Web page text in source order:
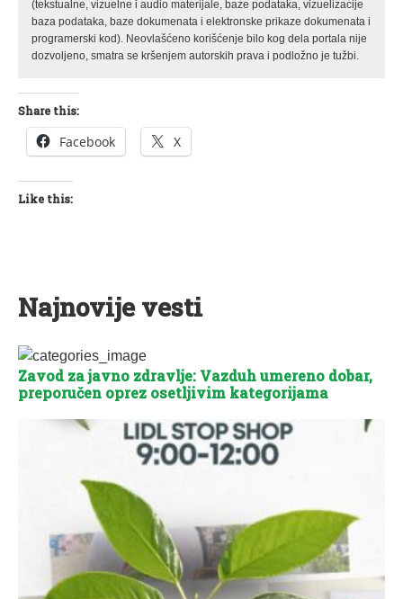
(tekstualne, vizuelne i audio materijale, baze podataka, vizuelizacije
baza podataka, baze dokumenata i elektronske prikaze dokumenata i
programerski kod). Neovlašćeno korišćenje bilo kog dela portala nije
dozvoljeno, smatra se kršenjem autorskih prava i podložno je tužbi.
Share this:
Facebook X
Like this:
Najnovije vesti
Zavod za javno zdravlje: Vazduh umereno dobar,
preporučen oprez osetljivim kategorijama